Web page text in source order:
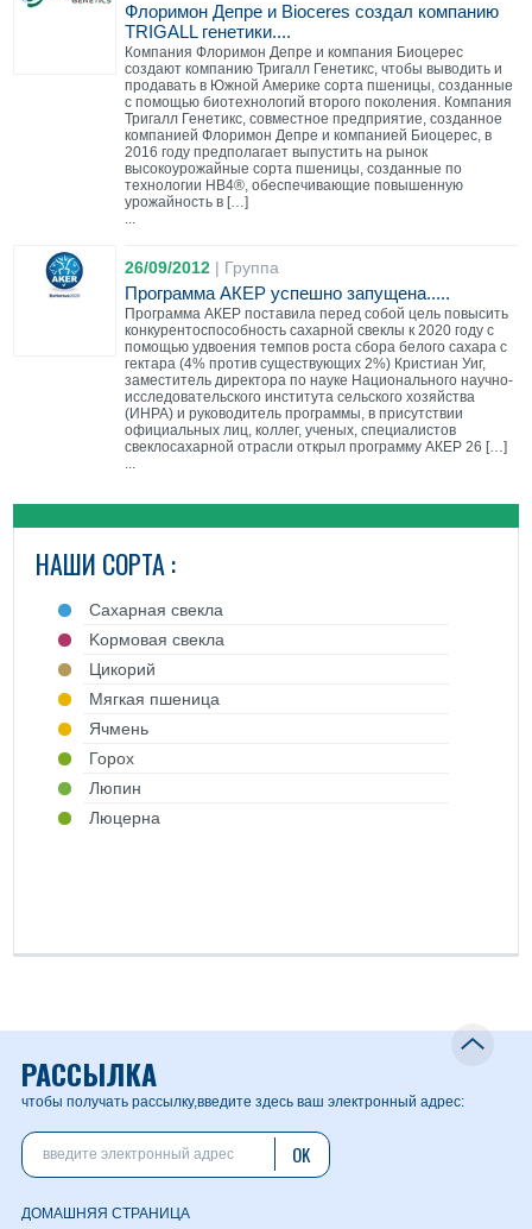
Флоримон Депре и Bioceres создал компанию
TRIGALL генетики....
Компания Флоримон Депре и компания Биоцерес
создают компанию Тригалл Генетикс, чтобы выводить и
продавать в Южной Америке сорта пшеницы, созданные
с помощью биотехнологий второго поколения. Компания
Тригалл Генетикс, совместное предприятие, созданное
компанией Флоримон Депре и компанией Биоцерес, в
2016 году предполагает выпустить на рынок
высокоурожайные сорта пшеницы, созданные по
технологии HB4®, обеспечивающие повышенную
урожайность в […]
...
26/09/2012| Группа
Программа АКЕР успешно запущена.....
Программа АКЕР поставила перед собой цель повысить
конкурентоспособность сахарной свеклы к 2020 году с
помощью удвоения темпов роста сбора белого сахара с
гектара (4% против существующих 2%) Кристиан Уиг,
заместитель директора по науке Национального научно-
исследовательского института сельского хозяйства
(ИНРА) и руководитель программы, в присутствии
официальных лиц, коллег, ученых, специалистов
свеклосахарной отрасли открыл программу АКЕР 26 […]
...
НАШИ СОРТА :
Cахарная свекла
Kормовая свекла
Цикорий
Mягкая пшеница
Ячмень
Горох
Люпин
Люцерна
РАССЫЛКА
чтобы получать рассылку,введите здесь ваш электронный адрес:
OK
ДОМАШНЯЯ СТРАНИЦА